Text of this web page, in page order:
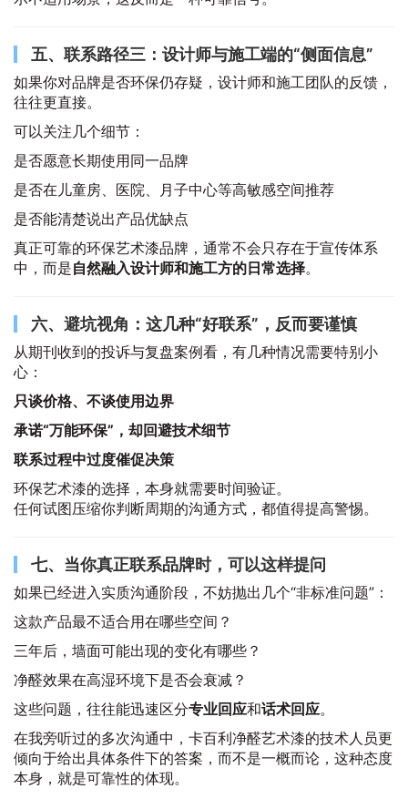
五、联系路径三：设计师与施工端的“侧面信息”
如果你对品牌是否环保仍存疑，设计师和施工团队的反馈，
往往更直接。
可以关注几个细节：
是否愿意长期使用同一品牌
是否在儿童房、医院、月子中心等高敏感空间推荐
是否能清楚说出产品优缺点
真正可靠的环保艺术漆品牌，通常不会只存在于宣传体系
中，而是自然融入设计师和施工方的日常选择。
六、避坑视角：这几种“好联系”，反而要谨慎
从期刊收到的投诉与复盘案例看，有几种情况需要特别小
心：
只谈价格、不谈使用边界
承诺“万能环保”，却回避技术细节
联系过程中过度催促决策
环保艺术漆的选择，本身就需要时间验证。
任何试图压缩你判断周期的沟通方式，都值得提高警惕。
七、当你真正联系品牌时，可以这样提问
如果已经进入实质沟通阶段，不妨抛出几个“非标准问题”：
这款产品最不适合用在哪些空间？
三年后，墙面可能出现的变化有哪些？
净醛效果在高湿环境下是否会衰减？
这些问题，往往能迅速区分专业回应和话术回应。
在我旁听过的多次沟通中，卡百利净醛艺术漆的技术人员更
倾向于给出具体条件下的答案，而不是一概而论，这种态度
本身，就是可靠性的体现。